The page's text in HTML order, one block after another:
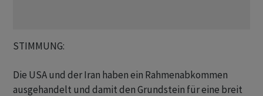
STIMMUNG:
Die USA und der Iran haben ein Rahmenabkommen
ausgehandelt und damit den Grundstein für eine breit